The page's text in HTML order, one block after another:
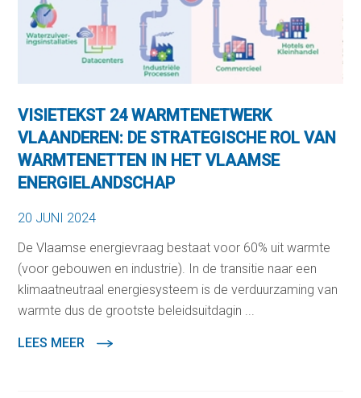
VISIETEKST 24 WARMTENETWERK
VLAANDEREN: DE STRATEGISCHE ROL VAN
WARMTENETTEN IN HET VLAAMSE
ENERGIELANDSCHAP
20 JUNI 2024
De Vlaamse energievraag bestaat voor 60% uit warmte
(voor gebouwen en industrie). In de transitie naar een
klimaatneutraal energiesysteem is de verduurzaming van
warmte dus de grootste beleidsuitdagin ...
LEES MEER